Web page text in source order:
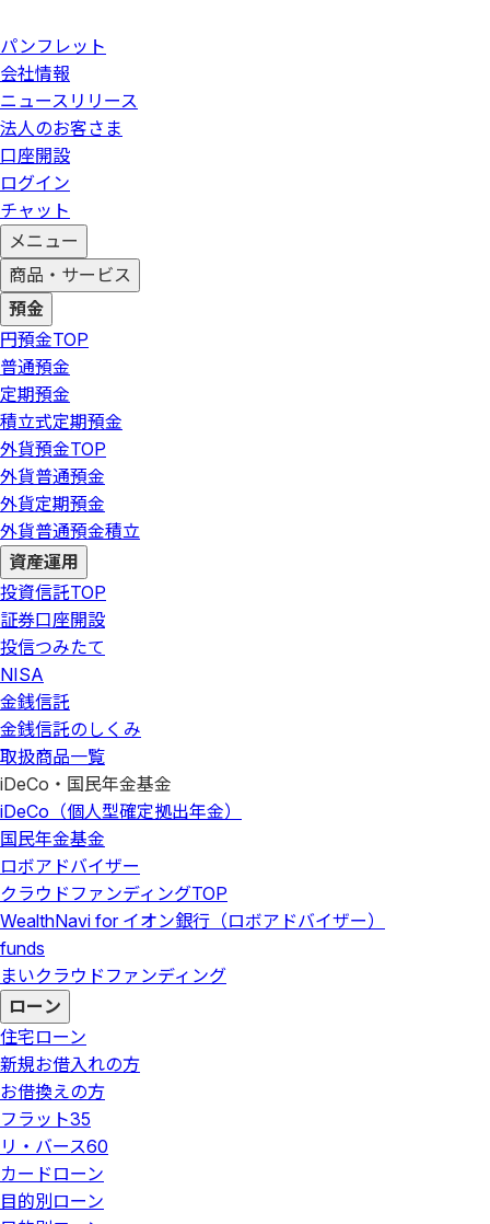
パンフレット
会社情報
ニュースリリース
法人のお客さま
口座開設
ログイン
チャット
メニュー
商品・サービス
預金
円預金TOP
普通預金
定期預金
積立式定期預金
外貨預金TOP
外貨普通預金
外貨定期預金
外貨普通預金積立
資産運用
投資信託TOP
証券口座開設
投信つみたて
NISA
金銭信託
金銭信託のしくみ
取扱商品一覧
iDeCo・国民年金基金
iDeCo（個人型確定拠出年金）
国民年金基金
ロボアドバイザー
クラウドファンディングTOP
WealthNavi for イオン銀行（ロボアドバイザー）
funds
まいクラウドファンディング
ローン
住宅ローン
新規お借入れの方
お借換えの方
フラット35
リ・バース60
カードローン
目的別ローン